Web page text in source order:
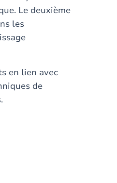
Le deuxième
les
en lien avec
de